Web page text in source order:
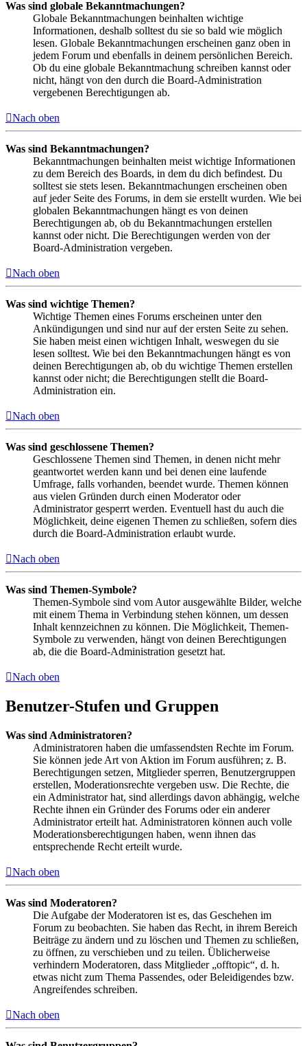
Was sind globale Bekanntmachungen?
Globale Bekanntmachungen beinhalten wichtige
Informationen, deshalb solltest du sie so bald wie möglich
lesen. Globale Bekanntmachungen erscheinen ganz oben in
jedem Forum und ebenfalls in deinem persönlichen Bereich.
Ob du eine globale Bekanntmachung schreiben kannst oder
nicht, hängt von den durch die Board-Administration
vergebenen Berechtigungen ab.
Nach oben
Was sind Bekanntmachungen?
Bekanntmachungen beinhalten meist wichtige Informationen
zu dem Bereich des Boards, in dem du dich befindest. Du
solltest sie stets lesen. Bekanntmachungen erscheinen oben
auf jeder Seite des Forums, in dem sie erstellt wurden. Wie bei
globalen Bekanntmachungen hängt es von deinen
Berechtigungen ab, ob du Bekanntmachungen erstellen
kannst oder nicht. Die Berechtigungen werden von der
Board-Administration vergeben.
Nach oben
Was sind wichtige Themen?
Wichtige Themen eines Forums erscheinen unter den
Ankündigungen und sind nur auf der ersten Seite zu sehen.
Sie haben meist einen wichtigen Inhalt, weswegen du sie
lesen solltest. Wie bei den Bekanntmachungen hängt es von
deinen Berechtigungen ab, ob du wichtige Themen erstellen
kannst oder nicht; die Berechtigungen stellt die Board-
Administration ein.
Nach oben
Was sind geschlossene Themen?
Geschlossene Themen sind Themen, in denen nicht mehr
geantwortet werden kann und bei denen eine laufende
Umfrage, falls vorhanden, beendet wurde. Themen können
aus vielen Gründen durch einen Moderator oder
Administrator gesperrt werden. Eventuell hast du auch die
Möglichkeit, deine eigenen Themen zu schließen, sofern dies
durch die Board-Administration erlaubt wurde.
Nach oben
Was sind Themen-Symbole?
Themen-Symbole sind vom Autor ausgewählte Bilder, welche
mit einem Thema in Verbindung stehen können, um dessen
Inhalt kennzeichnen zu können. Die Möglichkeit, Themen-
Symbole zu verwenden, hängt von deinen Berechtigungen
ab, die die Board-Administration gesetzt hat.
Nach oben
Benutzer-Stufen und Gruppen
Was sind Administratoren?
Administratoren haben die umfassendsten Rechte im Forum.
Sie können jede Art von Aktion im Forum ausführen; z. B.
Berechtigungen setzen, Mitglieder sperren, Benutzergruppen
erstellen, Moderationsrechte vergeben usw. Die Rechte, die
ein Administrator hat, sind allerdings davon abhängig, welche
Rechte ihnen ein Gründer des Forums oder ein anderer
Administrator erteilt hat. Administratoren können auch volle
Moderationsberechtigungen haben, wenn ihnen das
entsprechende Recht erteilt wurde.
Nach oben
Was sind Moderatoren?
Die Aufgabe der Moderatoren ist es, das Geschehen im
Forum zu beobachten. Sie haben das Recht, in ihrem Bereich
Beiträge zu ändern und zu löschen und Themen zu schließen,
zu öffnen, zu verschieben und zu teilen. Üblicherweise
verhindern Moderatoren, dass Mitglieder „offtopic“, d. h.
etwas nicht zum Thema Passendes, oder Beleidigendes bzw.
Angreifendes schreiben.
Nach oben